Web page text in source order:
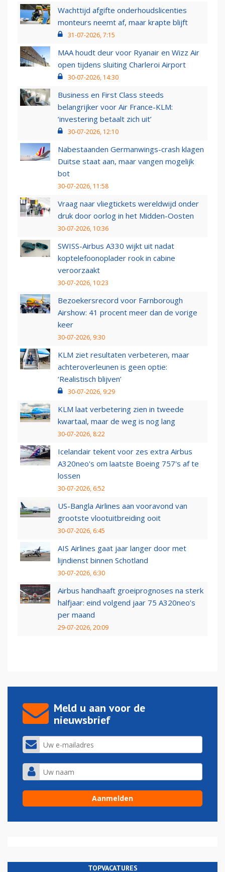
Wachttijd afgifte onderhoudslicenties
monteurs neemt af, maar krapte blijft
31-07-2026, 7:15
MAA houdt deur voor Ryanair en Wizz Air
open tijdens sluiting Charleroi Airport
30-07-2026, 14:30
Business en First Class steeds
belangrijker voor Air France-KLM:
‘investering betaalt zich uit’
30-07-2026, 12:10
Nabestaanden Germanwings-crash klagen
Duitse staat aan, maar vangen mogelijk
bot
30-07-2026, 11:58
Vraag naar vliegtickets wereldwijd onder
druk door oorlog in het Midden-Oosten
30-07-2026, 10:36
SWISS-Airbus A330 wijkt uit nadat
koptelefoonoplader rook in cabine
veroorzaakt
30-07-2026, 10:23
Bezoekersrecord voor Farnborough
Airshow: 41 procent meer dan de vorige
keer
30-07-2026, 9:30
KLM ziet resultaten verbeteren, maar
achteroverleunen is geen optie:
‘Realistisch blijven’
30-07-2026, 9:29
KLM laat verbetering zien in tweede
kwartaal, maar de weg is nog lang
30-07-2026, 8:22
Icelandair tekent voor zes extra Airbus
A320neo's om laatste Boeing 757's af te
lossen
30-07-2026, 6:52
US-Bangla Airlines aan vooravond van
grootste vlootuitbreiding ooit
30-07-2026, 6:45
AIS Airlines gaat jaar langer door met
lijndienst binnen Schotland
30-07-2026, 6:30
Airbus handhaaft groeiprognoses na sterk
halfjaar: eind volgend jaar 75 A320neo’s
per maand
29-07-2026, 20:09
Meld u aan voor de
nieuwsbrief
TOPVACATURES